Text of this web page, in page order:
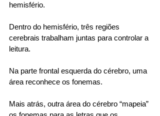
hemisfério.
Dentro do hemisfério, três regiões
cerebrais trabalham juntas para controlar a
leitura.
Na parte frontal esquerda do cérebro, uma
área reconhece os fonemas.
Mais atrás, outra área do cérebro “mapeia”